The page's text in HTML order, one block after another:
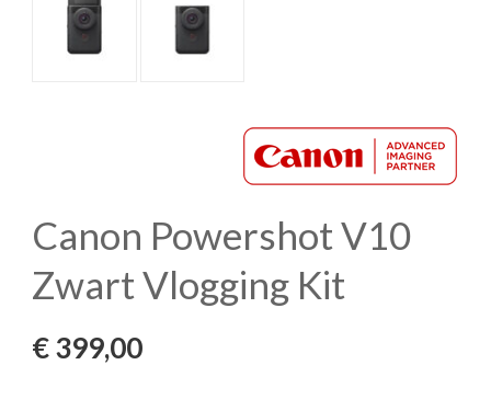
Canon Powershot V10
Zwart Vlogging Kit
€399,00